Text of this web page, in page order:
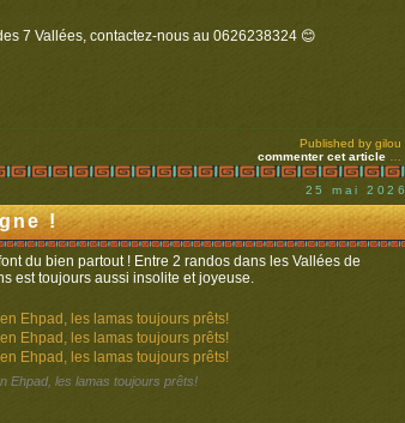
7 Vallées, contactez-nous au 0626238324 😊
Published by gilou
commenter cet article
25 mai 2026
!
du bien partout ! Entre 2 randos dans les Vallées de
est toujours aussi insolite et joyeuse.
Ehpad, les lamas toujours prêts!